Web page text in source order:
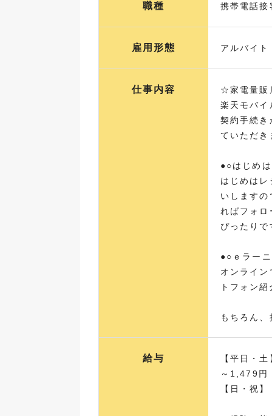
職種 携帯電話接
雇用形態 アルバイ
仕事内容
☆家電量販
楽天モバ
契約手続き
ていただき
●○はじめ
はじめは
いします
ればフォロ
ぴったりで
●○ｅラー
オンライ
トフォン
もちろん
給与
【平日・
～1,479円
【日・祝